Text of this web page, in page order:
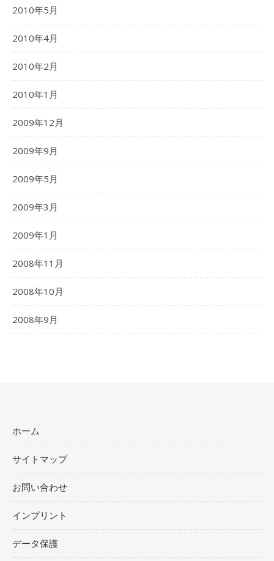
2010年5月
2010年4月
2010年2月
2010年1月
2009年12月
2009年9月
2009年5月
2009年3月
2009年1月
2008年11月
2008年10月
2008年9月
ホーム
サイトマップ
お問い合わせ
インプリント
データ保護